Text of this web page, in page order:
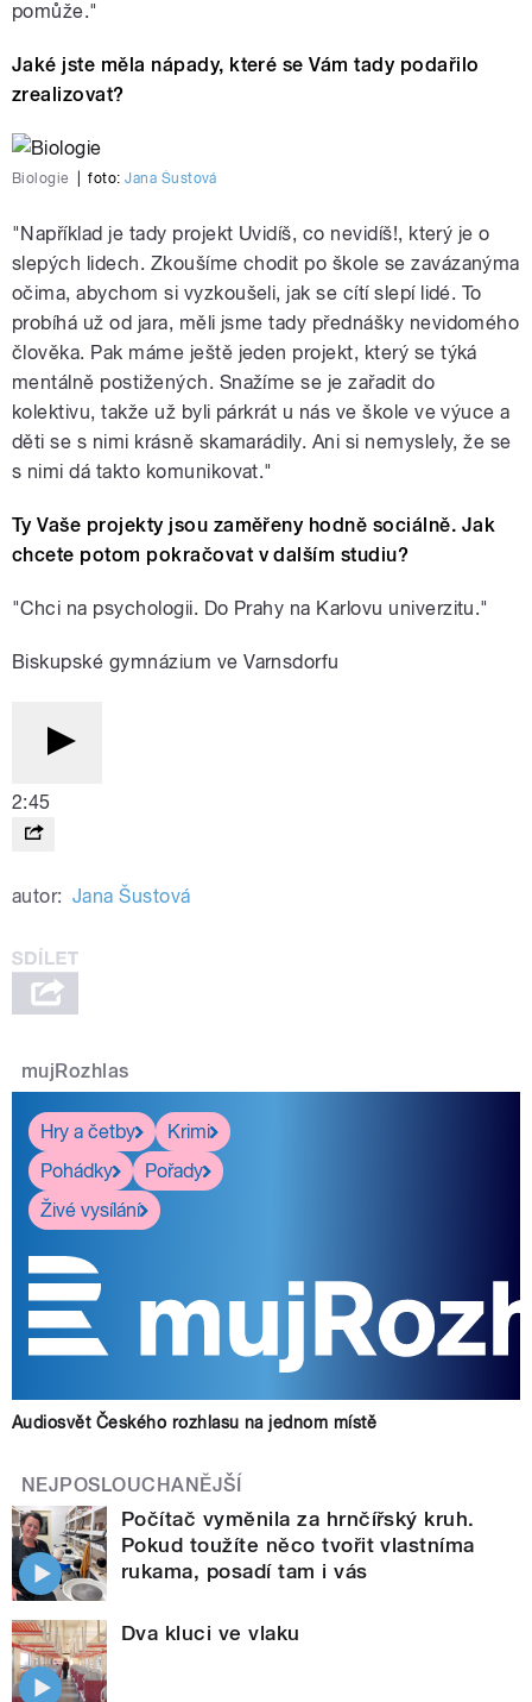
pomůže."
Jaké jste měla nápady, které se Vám tady podařilo
zrealizovat?
Biologie foto:Jana Šustová
"Například je tady projekt Uvidíš, co nevidíš!, který je o
slepých lidech. Zkoušíme chodit po škole se zavázanýma
očima, abychom si vyzkoušeli, jak se cítí slepí lidé. To
probíhá už od jara, měli jsme tady přednášky nevidomého
člověka. Pak máme ještě jeden projekt, který se týká
mentálně postižených. Snažíme se je zařadit do
kolektivu, takže už byli párkrát u nás ve škole ve výuce a
děti se s nimi krásně skamarádily. Ani si nemyslely, že se
s nimi dá takto komunikovat."
Ty Vaše projekty jsou zaměřeny hodně sociálně. Jak
chcete potom pokračovat v dalším studiu?
"Chci na psychologii. Do Prahy na Karlovu univerzitu."
Biskupské gymnázium ve Varnsdorfu
2:45
autor: Jana Šustová
mujRozhlas
Hry a četby
Krimi
Pohádky
Pořady
Živé vysílání
Audiosvět Českého rozhlasu na jednom místě
NEJPOSLOUCHANĚJŠÍ
Počítač vyměnila za hrnčířský kruh.
Pokud toužíte něco tvořit vlastníma
rukama, posadí tam i vás
Dva kluci ve vlaku